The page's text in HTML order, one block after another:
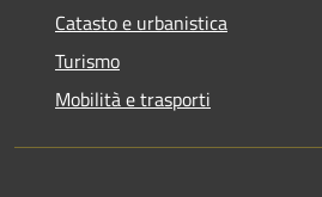
Catasto e urbanistica
Turismo
Mobilità e trasporti